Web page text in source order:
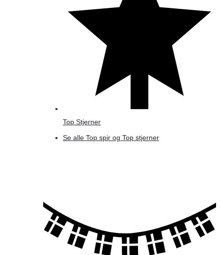
Top Stjerner
Se alle Top spir og Top stjerner